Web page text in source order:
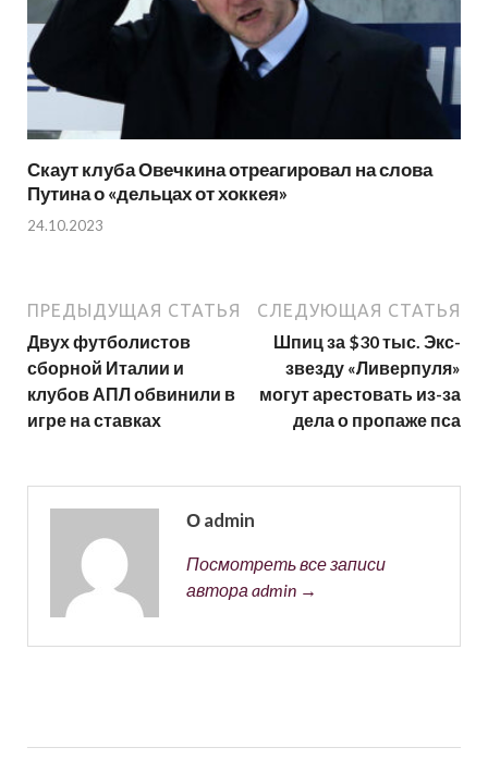
Скаут клуба Овечкина отреагировал на слова
Путина о «дельцах от хоккея»
24.10.2023
ПРЕДЫДУЩАЯ СТАТЬЯ
Двух футболистов
сборной Италии и
клубов АПЛ обвинили в
игре на ставках
СЛЕДУЮЩАЯ СТАТЬЯ
Шпиц за $30 тыс. Экс-
звезду «Ливерпуля»
могут арестовать из-за
дела о пропаже пса
О admin
Посмотреть все записи
автора admin →